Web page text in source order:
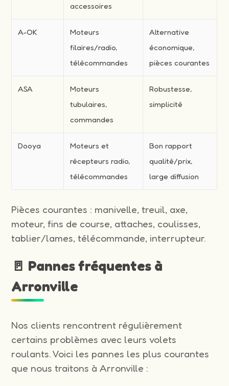
accessoires
A-OK
Moteurs
filaires/radio,
télécommandes
Alternative
économique,
pièces courantes
ASA
Moteurs
tubulaires,
commandes
Robustesse,
simplicité
Dooya
Moteurs et
récepteurs radio,
télécommandes
Bon rapport
qualité/prix,
large diffusion
Pièces courantes : manivelle, treuil, axe,
moteur, fins de course, attaches, coulisses,
tablier/lames, télécommande, interrupteur.
🚪 Pannes fréquentes à
Arronville
Nos clients rencontrent régulièrement
certains problèmes avec leurs volets
roulants. Voici les pannes les plus courantes
que nous traitons à Arronville :